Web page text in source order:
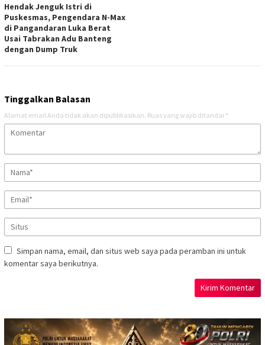
Hendak Jenguk Istri di
Puskesmas, Pengendara N-Max
di Pangandaran Luka Berat
Usai Tabrakan Adu Banteng
dengan Dump Truk
Tinggalkan Balasan
Alamat email Anda tidak akan dipublikasikan. Ruas yang wajib ditandai *
Simpan nama, email, dan situs web saya pada peramban ini untuk
komentar saya berikutnya.